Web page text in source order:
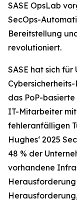
SASE OpsLab
SecOps-
Bereitstellung
revolutioniert.
SASE hat sich
das PoP-
IT-Mitarbeiter
fehleranfälligen
Hughes‘ 2025
48 % der
vorhandene
Herausforderung